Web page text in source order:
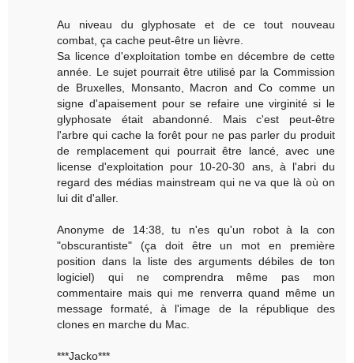
Au niveau du glyphosate et de ce tout nouveau
combat, ça cache peut-être un lièvre.
Sa licence d'exploitation tombe en décembre de cette
année. Le sujet pourrait être utilisé par la Commission
de Bruxelles, Monsanto, Macron and Co comme un
signe d'apaisement pour se refaire une virginité si le
glyphosate était abandonné. Mais c'est peut-être
l'arbre qui cache la forêt pour ne pas parler du produit
de remplacement qui pourrait être lancé, avec une
license d'exploitation pour 10-20-30 ans, à l'abri du
regard des médias mainstream qui ne va que là où on
lui dit d'aller.
Anonyme de 14:38, tu n'es qu'un robot à la con
"obscurantiste" (ça doit être un mot en première
position dans la liste des arguments débiles de ton
logiciel) qui ne comprendra même pas mon
commentaire mais qui me renverra quand même un
message formaté, à l'image de la république des
clones en marche du Mac.
***Jacko***